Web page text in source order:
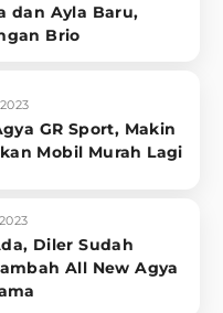
dan Ayla Baru,
Brio
GR Sport, Makin
Mobil Murah Lagi
Diler Sudah
All New Agya